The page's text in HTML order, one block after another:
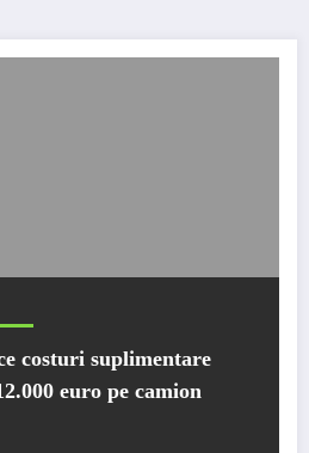
costuri suplimentare
euro pe camion